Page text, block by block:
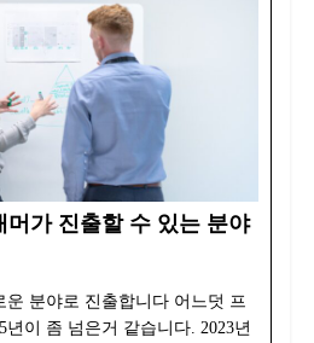
머가 진출할 수 있는 분야
운 분야로 진출합니다 어느덧 프
이 좀 넘은거 같습니다. 2023년